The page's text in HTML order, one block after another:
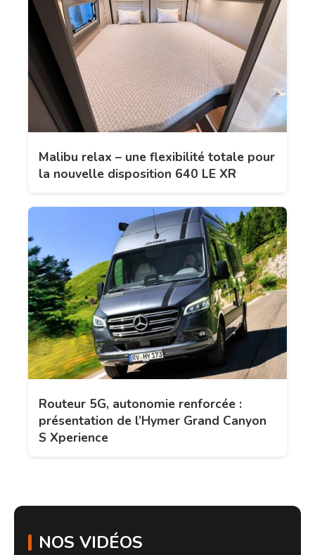
Malibu relax – une flexibilité totale pour
la nouvelle disposition 640 LE XR
Routeur 5G, autonomie renforcée :
présentation de l’Hymer Grand Canyon
S Xperience
NOS VIDÉOS